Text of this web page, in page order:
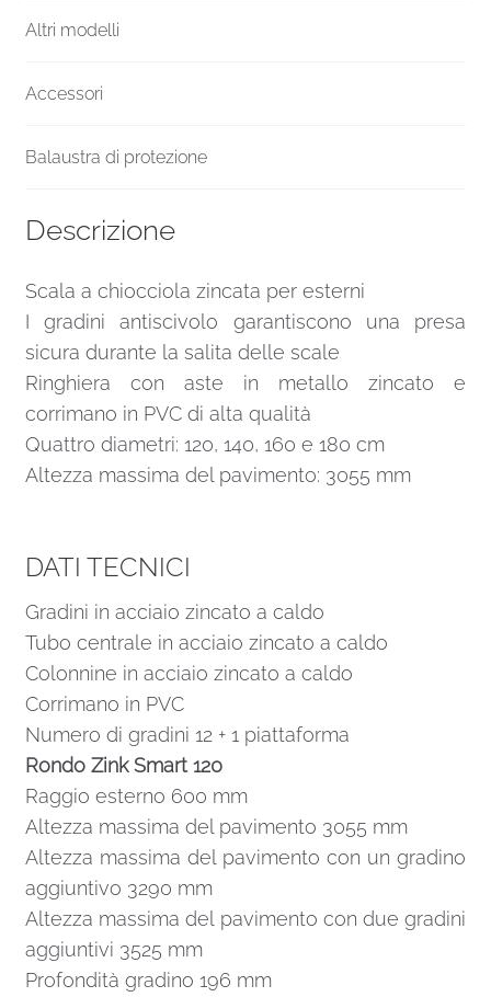
Altri modelli
Accessori
Balaustra di protezione
Descrizione
Scala a chiocciola zincata per esterni
I gradini antiscivolo garantiscono una presa
sicura durante la salita delle scale
Ringhiera con aste in metallo zincato e
corrimano in PVC di alta qualità
Quattro diametri: 120, 140, 160 e 180 cm
Altezza massima del pavimento: 3055 mm
DATI TECNICI
Gradini in acciaio zincato a caldo
Tubo centrale in acciaio zincato a caldo
Colonnine in acciaio zincato a caldo
Corrimano in PVC
Numero di gradini 12 + 1 piattaforma
Rondo Zink Smart 120
Raggio esterno 600 mm
Altezza massima del pavimento 3055 mm
Altezza massima del pavimento con un gradino
aggiuntivo 3290 mm
Altezza massima del pavimento con due gradini
aggiuntivi 3525 mm
Profondità gradino 196 mm